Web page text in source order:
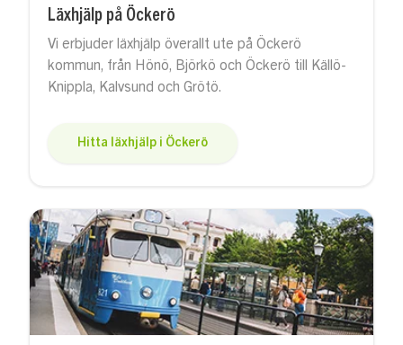
Läxhjälp på Öckerö
Vi erbjuder läxhjälp överallt ute på Öckerö
kommun, från Hönö, Björkö och Öckerö till Källö-
Knippla, Kalvsund och Grötö.
Hitta läxhjälp i Öckerö